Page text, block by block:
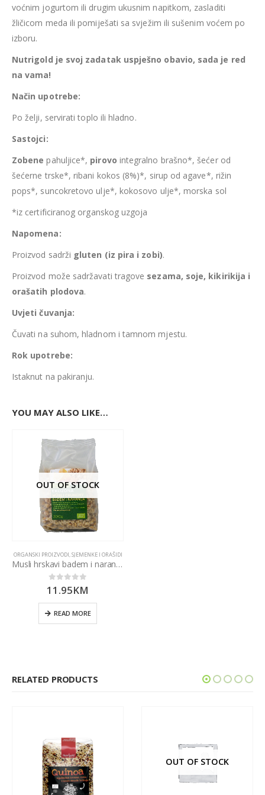
voćnim jogurtom ili drugim ukusnim napitkom, zasladiti
žličicom meda ili pomiješati sa svježim ili sušenim voćem po
izboru.
Nutrigold je svoj zadatak uspješno obavio, sada je red
na vama!
Način upotrebe:
Po želji, servirati toplo ili hladno.
Sastojci:
Zobene pahuljice*, pirovo integralno brašno*, šećer od
šećerne trske*, ribani kokos (8%)*, sirup od agave*, rižin
pops*, suncokretovo ulje*, kokosovo ulje*, morska sol
*iz certificiranog organskog uzgoja
Napomena:
Proizvod sadrži gluten (iz pira i zobi).
Proizvod može sadržavati tragove sezama, soje, kikirikija i
orašatih plodova.
Uvjeti čuvanja:
Čuvati na suhom, hladnom i tamnom mjestu.
Rok upotrebe:
Istaknut na pakiranju.
YOU MAY ALSO LIKE…
OUT OF STOCK
ORGANSKI PROIZVODI,SJEMENKE I ORAŠIDI
Musli hrskavi badem i naranča 300g Ekozona
0 out of 5
11.95KM
READ MORE
RELATED PRODUCTS
OUT OF STOCK